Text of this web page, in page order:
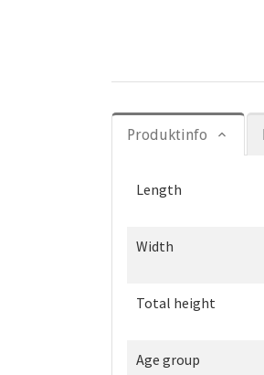
Produktinfo
Length
Width
Total height
Age group